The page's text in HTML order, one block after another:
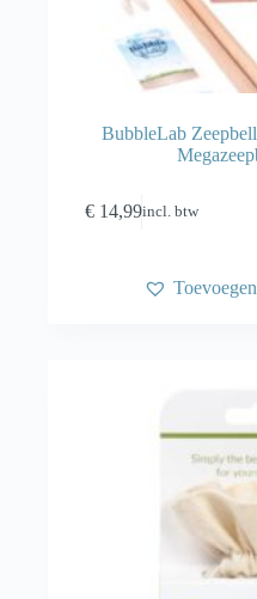
BubbleLab
€ 14,99incl. btw